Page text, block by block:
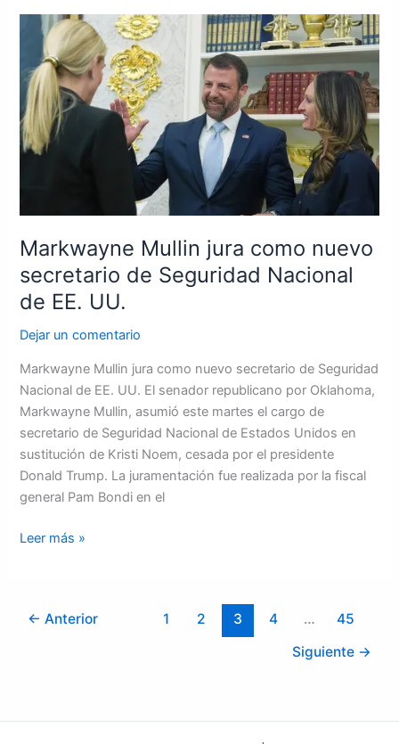
Markwayne Mullin jura como nuevo
secretario de Seguridad Nacional
de EE. UU.
Dejar un comentario
Markwayne Mullin jura como nuevo secretario de Seguridad
Nacional de EE. UU. El senador republicano por Oklahoma,
Markwayne Mullin, asumió este martes el cargo de
secretario de Seguridad Nacional de Estados Unidos en
sustitución de Kristi Noem, cesada por el presidente
Donald Trump. La juramentación fue realizada por la fiscal
general Pam Bondi en el
Markwayne
Mullin
jura
como
nuevo
secretario
de
de
EE.
UU.
Leer más »
← Anterior 1 2 3 4 …
45
Siguiente →